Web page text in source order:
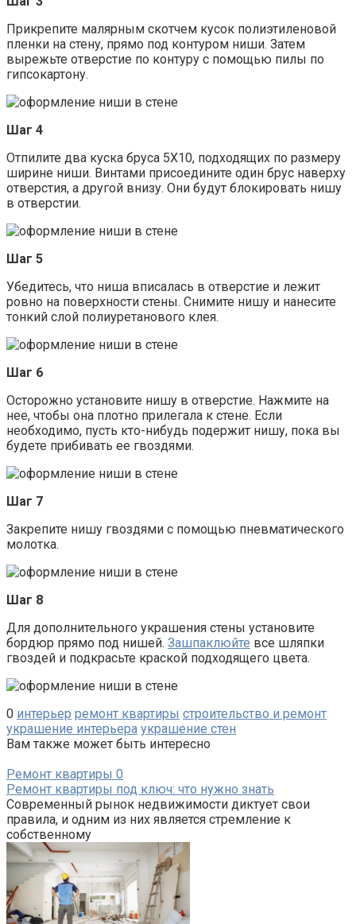
Прикрепите малярным скотчем кусок полиэтиленовой
пленки на стену, прямо под контуром ниши. Затем
вырежьте отверстие по контуру с помощью пилы по
гипсокартону.
Шаг 4
Отпилите два куска бруса 5Х10, подходящих по размеру
ширине ниши. Винтами присоедините один брус наверху
отверстия, а другой внизу. Они будут блокировать нишу
в отверстии.
Шаг 5
Убедитесь, что ниша вписалась в отверстие и лежит
ровно на поверхности стены. Снимите нишу и нанесите
тонкий слой полиуретанового клея.
Шаг 6
Осторожно установите нишу в отверстие. Нажмите на
нее, чтобы она плотно прилегала к стене. Если
необходимо, пусть кто-нибудь подержит нишу, пока вы
будете прибивать ее гвоздями.
Шаг 7
Закрепите нишу гвоздями с помощью пневматического
молотка.
Шаг 8
Для дополнительного украшения стены установите
бордюр прямо под нишей. Зашпаклюйте все шляпки
гвоздей и подкрасьте краской подходящего цвета.
0 интерьер ремонт квартиры строительство и ремонт
украшение интерьера украшение стен
Вам также может быть интересно
Ремонт квартиры 0
Ремонт квартиры под ключ: что нужно знать
Современный рынок недвижимости диктует свои
правила, и одним из них является стремление к
собственному